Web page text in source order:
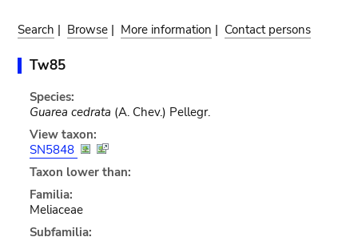
Search | Browse | More information | Contact persons
Tw85
Species:
Guarea cedrata (A. Chev.) Pellegr.
View taxon:
SN5848
Taxon lower than:
Familia:
Meliaceae
Subfamilia: